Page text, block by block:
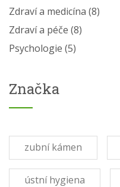
Zdraví a medicína (8)
Zdraví a péče (8)
Psychologie (5)
Značka
zubní kámen
ústní hygiena